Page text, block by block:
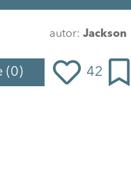
autor: Jackson
(0) 42